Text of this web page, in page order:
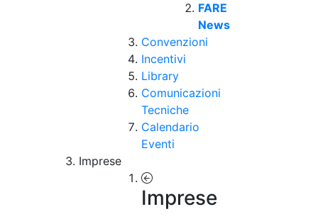
FARE
News
Convenzioni
Incentivi
Library
Comunicazioni
Tecniche
Calendario
Eventi
Imprese
Imprese